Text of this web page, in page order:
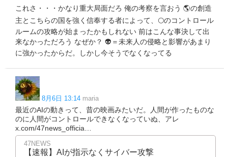
これさ・・・かなり重大局面だろ 俺の考察を言おう 🌎️の創造
主とこちらの国を強く信奉する者によって、🌕️のコントロール
ルームの攻略が始まったかもしれない 前はこんな事決して出
来なかっただろう なぜか？ 👽️＝未来人の侵略と影響があまり
に強かったからだ。しかし今そうでなくなってる
8月6日 13:14 maria
最近のAIの動きって、昔の映画みたいだ。人間が作ったものな
のに人間がコントロールできなくなっていぬ、アレ
x.com/47news_officia…
47NEWS
【速報】AIが指示なくサイバー攻撃